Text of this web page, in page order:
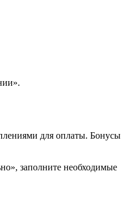
для оплаты. Бонусы
заполните необходимые